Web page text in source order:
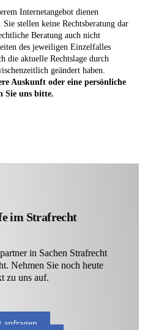
Internetangebot dienen
stellen keine Rechtsberatung dar
Beratung auch nicht
des jeweiligen Einzelfalles
die aktuelle Rechtslage durch
geändert haben.
Auskunft oder eine persönliche
Sie uns bitte.
im Strafrecht
in Sachen Strafrecht
Nehmen Sie noch heute
zu uns auf.
anfragen